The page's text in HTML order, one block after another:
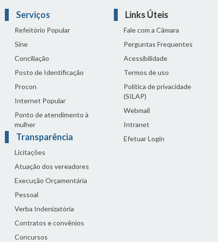
Serviços
Refeitório Popular
Sine
Conciliação
Posto de Identificação
Procon
Internet Popular
Ponto de atendimento à
mulher
Transparência
Licitações
Atuação dos vereadores
Execução Orçamentária
Pessoal
Verba Indenizatória
Contratos e convênios
Concursos
Links Úteis
Fale com a Câmara
Perguntas Frequentes
Acessibilidade
Termos de uso
Política de privacidade
(SILAP)
Webmail
Intranet
Efetuar Login